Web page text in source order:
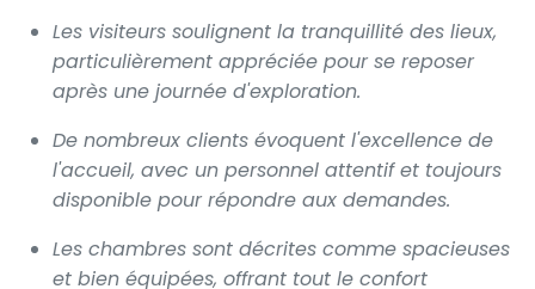
Les visiteurs soulignent la tranquillité des lieux,
particulièrement appréciée pour se reposer
après une journée d'exploration.
De nombreux clients évoquent l'excellence de
l'accueil, avec un personnel attentif et toujours
disponible pour répondre aux demandes.
Les chambres sont décrites comme spacieuses
et bien équipées, offrant tout le confort